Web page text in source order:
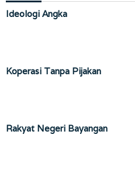
Ideologi Angka
Koperasi Tanpa Pijakan
Rakyat Negeri Bayangan